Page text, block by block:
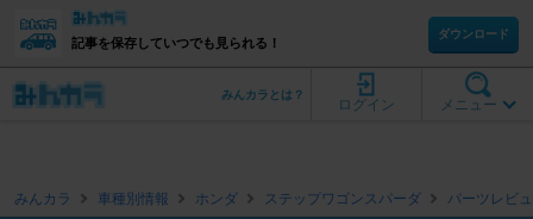
記事を保存していつでも見られる！
ダウンロード
メニュー
ログイン
みんカラとは？
みんカラ 車種別情報 ホンダ ステップワゴンスパーダ パーツレビ